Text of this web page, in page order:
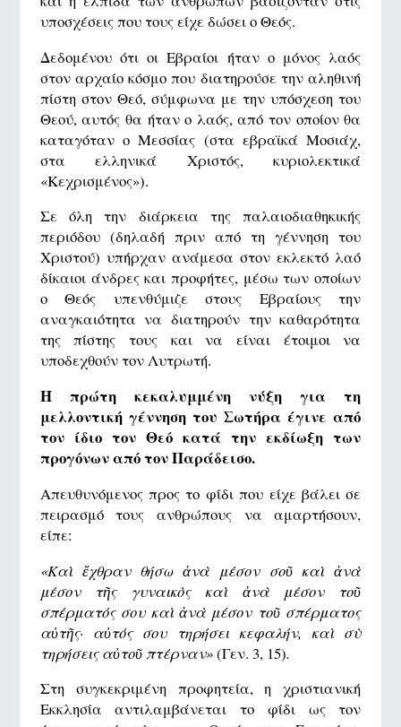
υποσχέσεις που τους είχε δώσει ο Θεός.
Δεδομένου ότι οι Εβραίοι ήταν ο μόνος λαός
στον αρχαίο κόσμο που διατηρούσε την αληθινή
πίστη στον Θεό, σύμφωνα με την υπόσχεση του
Θεού, αυτός θα ήταν ο λαός, από τον οποίον θα
καταγόταν ο Μεσσίας (στα εβραϊκά Μοσιάχ,
στα ελληνικά Χριστός, κυριολεκτικά
«Κεχρισμένος»).
Σε όλη την διάρκεια της παλαιοδιαθηκικής
περιόδου (δηλαδή πριν από τη γέννηση του
Χριστού) υπήρχαν ανάμεσα στον εκλεκτό λαό
δίκαιοι άνδρες και προφήτες, μέσω των οποίων
ο Θεός υπενθύμιζε στους Εβραίους την
αναγκαιότητα να διατηρούν την καθαρότητα
της πίστης τους και να είναι έτοιμοι να
υποδεχθούν τον Λυτρωτή.
Η πρώτη κεκαλυμμένη νύξη για τη
μελλοντική γέννηση του Σωτήρα έγινε από
τον ίδιο τον Θεό κατά την εκδίωξη των
προγόνων από τον Παράδεισο.
Απευθυνόμενος προς το φίδι που είχε βάλει σε
πειρασμό τους ανθρώπους να αμαρτήσουν,
είπε:
«Καὶ ἔχθραν θήσω ἀνὰ μέσον σοῦ καὶ ἀνὰ
μέσον τῆς γυναικὸς καὶ ἀνὰ μέσον τοῦ
σπέρματός σου καὶ ἀνὰ μέσον τοῦ σπέρματος
αὐτῆς· αὐτός σου τηρήσει κεφαλήν, καὶ σὺ
τηρήσεις αὐτοῦ πτέρναν»(Γεν. 3, 15).
Στη συγκεκριμένη προφητεία, η χριστιανική
Εκκλησία αντιλαμβάνεται το φίδι ως τον